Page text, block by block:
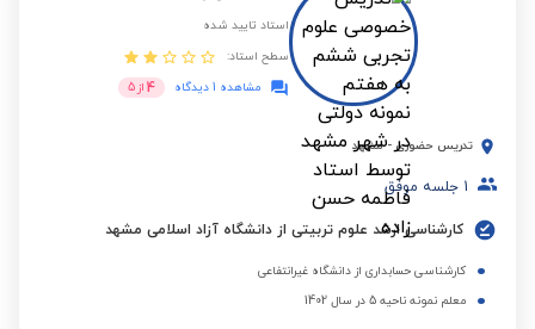
استاد تایید شده
سطح استاد:
مشاهده 1 دیدگاه
4 از 5
تدریس حضوری - مشهد
1 جلسه موفق
کارشناسی ارشد علوم تربیتی از دانشگاه آزاد اسلامی مشهد
کارشناسی حسابداری از دانشگاه غیرانتفاعی
معلم نمونه ناحیه 5 در سال 1402